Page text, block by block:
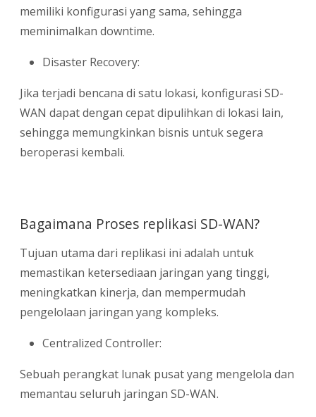
memiliki konfigurasi yang sama, sehingga
meminimalkan downtime.
Disaster Recovery:
Jika terjadi bencana di satu lokasi, konfigurasi SD-
WAN dapat dengan cepat dipulihkan di lokasi lain,
sehingga memungkinkan bisnis untuk segera
beroperasi kembali.
Bagaimana Proses replikasi SD-WAN?
Tujuan utama dari replikasi ini adalah untuk
memastikan ketersediaan jaringan yang tinggi,
meningkatkan kinerja, dan mempermudah
pengelolaan jaringan yang kompleks.
Centralized Controller:
Sebuah perangkat lunak pusat yang mengelola dan
memantau seluruh jaringan SD-WAN.